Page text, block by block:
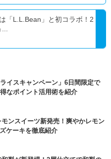
「L.L.Bean」と初コラボ！2
...
イスキャンペーン」6日間限定で
なポイント活用術を紹介
ンスイーツ新発売！爽やかレモン
ケーキを徹底紹介